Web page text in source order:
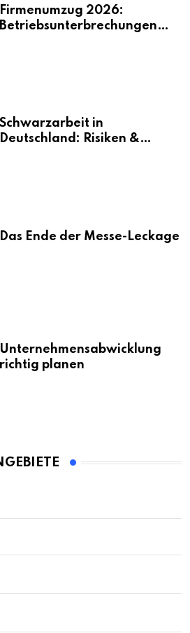
Firmenumzug 2026:
Betriebsunterbrechungen
Schwarzarbeit in
Deutschland: Risiken &
Das Ende der Messe-Leckage
Unternehmensabwicklung
richtig planen